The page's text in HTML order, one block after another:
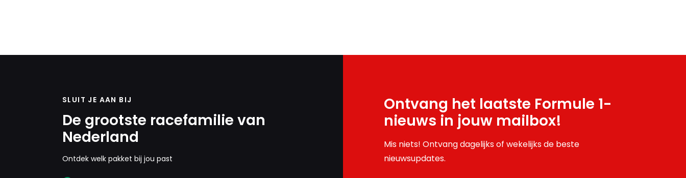
SLUIT JE AAN BIJ
De grootste racefamilie van
Nederland
Ontdek welk pakket bij jou past
Ontvang het laatste Formule 1-
nieuws in jouw mailbox!
Mis niets! Ontvang dagelijks of wekelijks de beste
nieuwsupdates.